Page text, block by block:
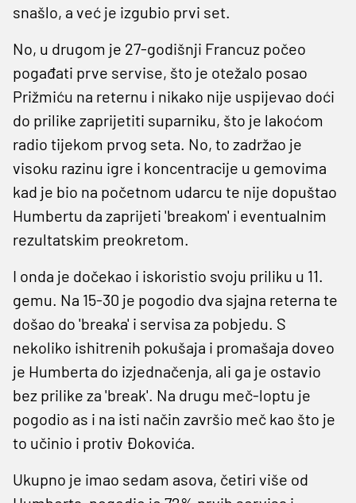
snašlo, a već je izgubio prvi set.
No, u drugom je 27-godišnji Francuz počeo
pogađati prve servise, što je otežalo posao
Prižmiću na reternu i nikako nije uspijevao doći
do prilike zaprijetiti suparniku, što je lakoćom
radio tijekom prvog seta. No, to zadržao je
visoku razinu igre i koncentracije u gemovima
kad je bio na početnom udarcu te nije dopuštao
Humbertu da zaprijeti 'breakom' i eventualnim
rezultatskim preokretom.
I onda je dočekao i iskoristio svoju priliku u 11.
gemu. Na 15-30 je pogodio dva sjajna reterna te
došao do 'breaka' i servisa za pobjedu. S
nekoliko ishitrenih pokušaja i promašaja doveo
je Humberta do izjednačenja, ali ga je ostavio
bez prilike za 'break'. Na drugu meč-loptu je
pogodio as i na isti način završio meč kao što je
to učinio i protiv Đokovića.
Ukupno je imao sedam asova, četiri više od